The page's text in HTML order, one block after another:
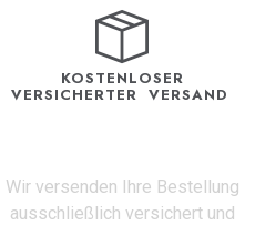
KOSTENLOSER
VERSICHERTER VERSAND
Wir versenden Ihre Bestellung
ausschließlich versichert und